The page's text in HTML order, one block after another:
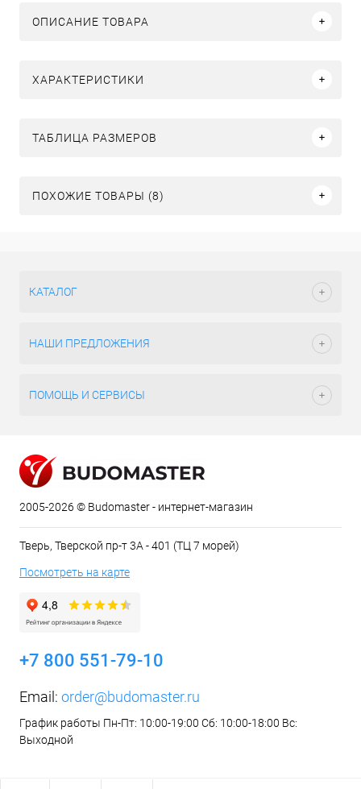
ОПИСАНИЕ ТОВАРА
ХАРАКТЕРИСТИКИ
ТАБЛИЦА РАЗМЕРОВ
ПОХОЖИЕ ТОВАРЫ (8)
КАТАЛОГ
НАШИ ПРЕДЛОЖЕНИЯ
ПОМОЩЬ И СЕРВИСЫ
2005-2026 © Budomaster - интернет-магазин
Тверь, Тверской пр-т 3А - 401 (ТЦ 7 морей)
Посмотреть на карте
+7 800 551-79-10
Email: order@budomaster.ru
График работы Пн-Пт: 10:00-19:00 Сб: 10:00-18:00 Вс:
Выходной